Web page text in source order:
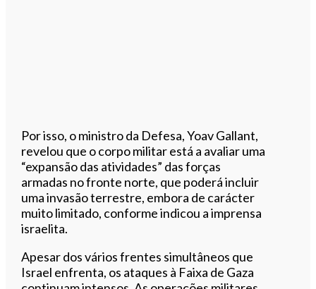
Por isso, o ministro da Defesa, Yoav Gallant,
revelou que o corpo militar está a avaliar uma
“expansão das atividades” das forças
armadas no fronte norte, que poderá incluir
uma invasão terrestre, embora de carácter
muito limitado, conforme indicou a imprensa
israelita.
Apesar dos vários frentes simultâneos que
Israel enfrenta, os ataques à Faixa de Gaza